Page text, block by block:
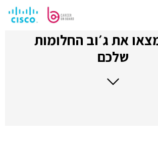
את ג׳וב החלומות
שלכם